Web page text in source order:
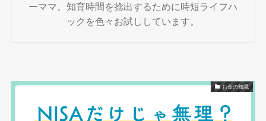
ーママ。知育時間を捻出するために時短ライフハ
ックを色々お試ししています。
お金の知識